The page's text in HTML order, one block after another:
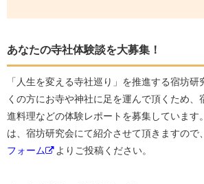
あなたの寺社体験談を大募集！
「人生を変える寺社巡り」を推進する宿坊
くの方にお寺や神社に足を運んで頂くため、
進料理などの体験レポートを募集しています
は、宿坊研究会にて紹介させて頂きますので
フォーム
よりご投稿ください。